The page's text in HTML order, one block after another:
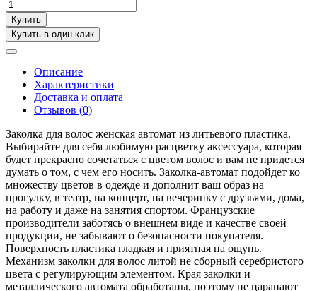
Купить
Купить в один клик
Описание
Характеристики
Доставка и оплата
Отзывов (0)
Заколка для волос женская автомат из литьевого пластика.
Выбирайте для себя любимую расцветку аксессуара, которая
будет прекрасно сочетаться с цветом волос и вам не придется
думать о том, с чем его носить. Заколка-автомат подойдет ко
множеству цветов в одежде и дополнит ваш образ на
прогулку, в театр, на концерт, на вечеринку с друзьями, дома,
на работу и даже на занятия спортом. Французские
производители заботясь о внешнем виде и качестве своей
продукции, не забывают о безопасности покупателя.
Поверхность пластика гладкая и приятная на ощупь.
Механизм заколки для волос литой не сборный серебристого
цвета с регулирующим элементом. Края заколки и
металлического автомата обработаны, поэтому не царапают